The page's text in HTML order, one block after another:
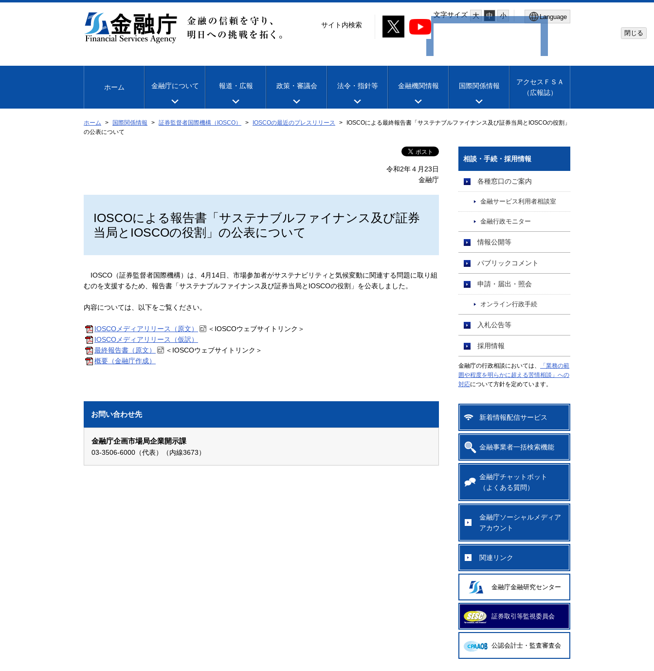
文
移
文字サイズ 大 中 小 Language
Machine translation
閉じる
サイト内検索
ホーム 金融庁について 報道・広報 政策・審議会 法令・指針等 金融機関情報 国際関係情報
アクセスＦＳＡ
（広報誌）
ホーム 国際関係情報 証券監督者国際機構（IOSCO） IOSCOの最近のプレスリリース
IOSCOによる最終報告書「サステナブルファイナンス及び証券当局とIOSCOの役割」
の公表について
令和2年４月23日
金融庁
IOSCOによる報告書「サステナブルファイナンス及び証券
当局とIOSCOの役割」の公表について
IOSCO（証券監督者国際機構）は、4月14日、市場参加者がサステナビリティと気候変動に関連する問題に取り組
むのを支援するため、報告書「サステナブルファイナンス及び証券当局とIOSCOの役割」を公表しました。
内容については、以下をご覧ください。
IOSCOメディアリリース（原文）
＜IOSCOウェブサイトリンク＞
IOSCOメディアリリース（仮訳）
最終報告書（原文）
＜IOSCOウェブサイトリンク＞
概要（金融庁作成）
お問い合わせ先
金融庁企画市場局企業開示課
03-3506-6000（代表）（内線3673）
相談・手続・採用情報
各種窓口のご案内
金融サービス利用者相談室
金融行政モニター
情報公開等
パブリックコメント
申請・届出・照会
オンライン行政手続
入札公告等
採用情報
金融庁の行政相談においては、
「業務の範
囲や程度を明らかに超える苦情相談」への
対応について方針を定めています。
新着情報配信サービス
金融事業者一括検索機能
金融庁チャットボット
（よくある質問）
金融庁ソーシャルメディア
アカウント
関連リンク
金融庁金融研究センター
証券取引等監視委員会
公認会計士・監査審査会